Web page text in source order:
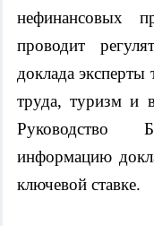
нефинансовых
проводит
доклада эксперты
труда, туризм и
Руководство
информацию
ключевой ставке.